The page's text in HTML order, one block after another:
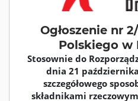
Ogłoszenie nr
Polskiego w
Stosownie do
dnia 21
szczegółowego
składnikami